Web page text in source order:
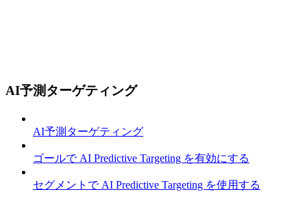
AI予測ターゲティング
AI予測ターゲティング
ゴールで AI Predictive Targeting を有効にする
セグメントで AI Predictive Targeting を使用する